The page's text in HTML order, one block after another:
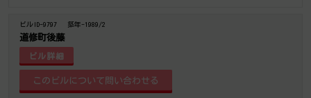
ビルID-9797 築年-1989/2
道修町後藤
ビル詳細